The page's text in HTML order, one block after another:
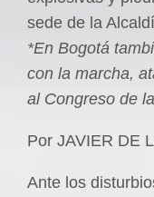
sede de la
*En Bogotá
con la marcha,
al Congreso de
Por JAVIER DE
Ante los